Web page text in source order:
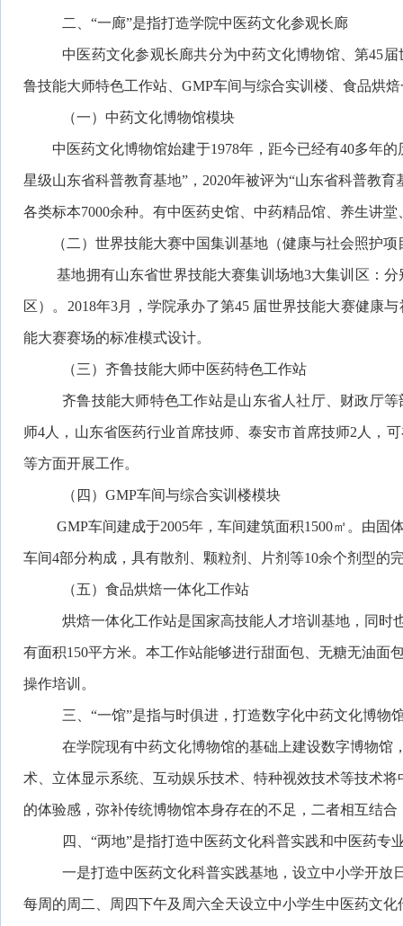
二、“一廊”是指打造学院中医药文化参观长廊
中医药文化参观长廊共分为中药文化博物馆、第45届
鲁技能大师特色工作站、GMP车间与综合实训楼、食品烘
（一）中药文化博物馆模块
中医药文化博物馆始建于1978年，距今已经有40多年
星级山东省科普教育基地”，2020年被评为“山东省科普教
各类标本7000余种。有中医药史馆、中药精品馆、养生讲
（二）世界技能大赛中国集训基地（健康与社会照护项
基地拥有山东省世界技能大赛集训场地3大集训区：
区）。2018年3月，学院承办了第45 届世界技能大赛健康
能大赛赛场的标准模式设计。
（三）齐鲁技能大师中医药特色工作站
齐鲁技能大师特色工作站是山东省人社厅、财政厅等
师4人，山东省医药行业首席技师、泰安市首席技师2人，
等方面开展工作。
（四） GMP车间与综合实训楼模块
GMP车间建成于2005年，车间建筑面积1500㎡。由
车间4部分构成，具有散剂、颗粒剂、片剂等10余个剂型的
（五）食品烘焙一体化工作站
烘焙一体化工作站是国家高技能人才培训基地，同
有面积150平方米。本工作站能够进行甜面包、无糖无油面
操作培训。
三、“一馆”是指与时俱进，打造数字化中药文化博物
在学院现有中药文化博物馆的基础上建设数字博物
术、立体显示系统、互动娱乐技术、特种视效技术等技术
的体验感，弥补传统博物馆本身存在的不足，二者相互结合
四、“两地”是指打造中医药文化科普实践和中医药专
一是打造中医药文化科普实践基地，设立中小学开放
每周的周二、周四下午及周六全天设立中小学生中医药文